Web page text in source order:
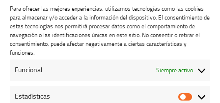
Para ofrecer las mejores experiencias, utilizamos tecnologías como las cookies
para almacenar y/o acceder a la información del dispositivo. El consentimiento de
estas tecnologías nos permitirá procesar datos como el comportamiento de
navegación o las identificaciones únicas en este sitio. No consentir o retirar el
consentimiento, puede afectar negativamente a ciertas características y
funciones.
Funcional Siempre activo
Estadísticas
Buzón de dudas, quejas y sugerencias